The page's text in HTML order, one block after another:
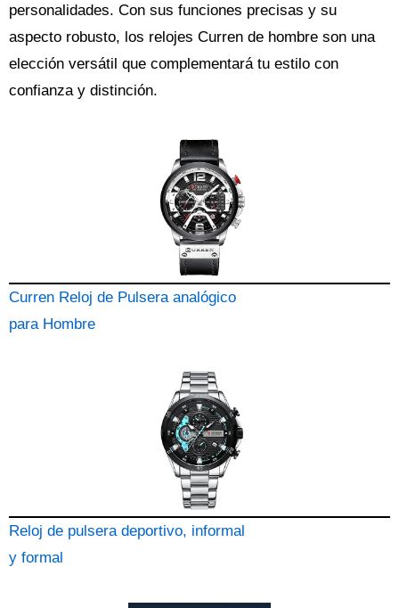
personalidades. Con sus funciones precisas y su
aspecto robusto, los relojes Curren de hombre son una
elección versátil que complementará tu estilo con
confianza y distinción.
Curren Reloj de Pulsera analógico
para Hombre
Reloj de pulsera deportivo, informal
y formal